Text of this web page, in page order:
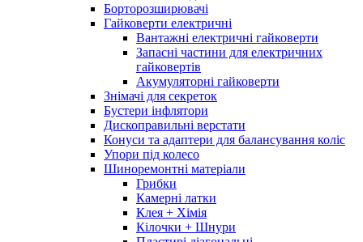
Борторозширювачі
Гайковерти електричні
Вантажні електричні гайковерти
Запасні частини для електричних
гайковертів
Акумуляторні гайковерти
Знімачі для секреток
Бустери інфлятори
Дископравильні верстати
Конуси та адаптери для балансування коліс
Упори під колесо
Шиноремонтні матеріали
Грибки
Камерні латки
Клея + Хімія
Кілочки + Шнури